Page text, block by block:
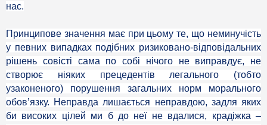
нас.
Принципове значення має при цьому те, що неминучість
у певних випадках подібних ризиковано-відповідальних
рішень совісті сама по собі нічого не виправдує, не
створює ніяких прецедентів легального (тобто
узаконеного) порушення загальних норм морального
обов’язку. Неправда лишається неправдою, задля яких
би високих цілей ми б до неї не вдалися, крадіжка –